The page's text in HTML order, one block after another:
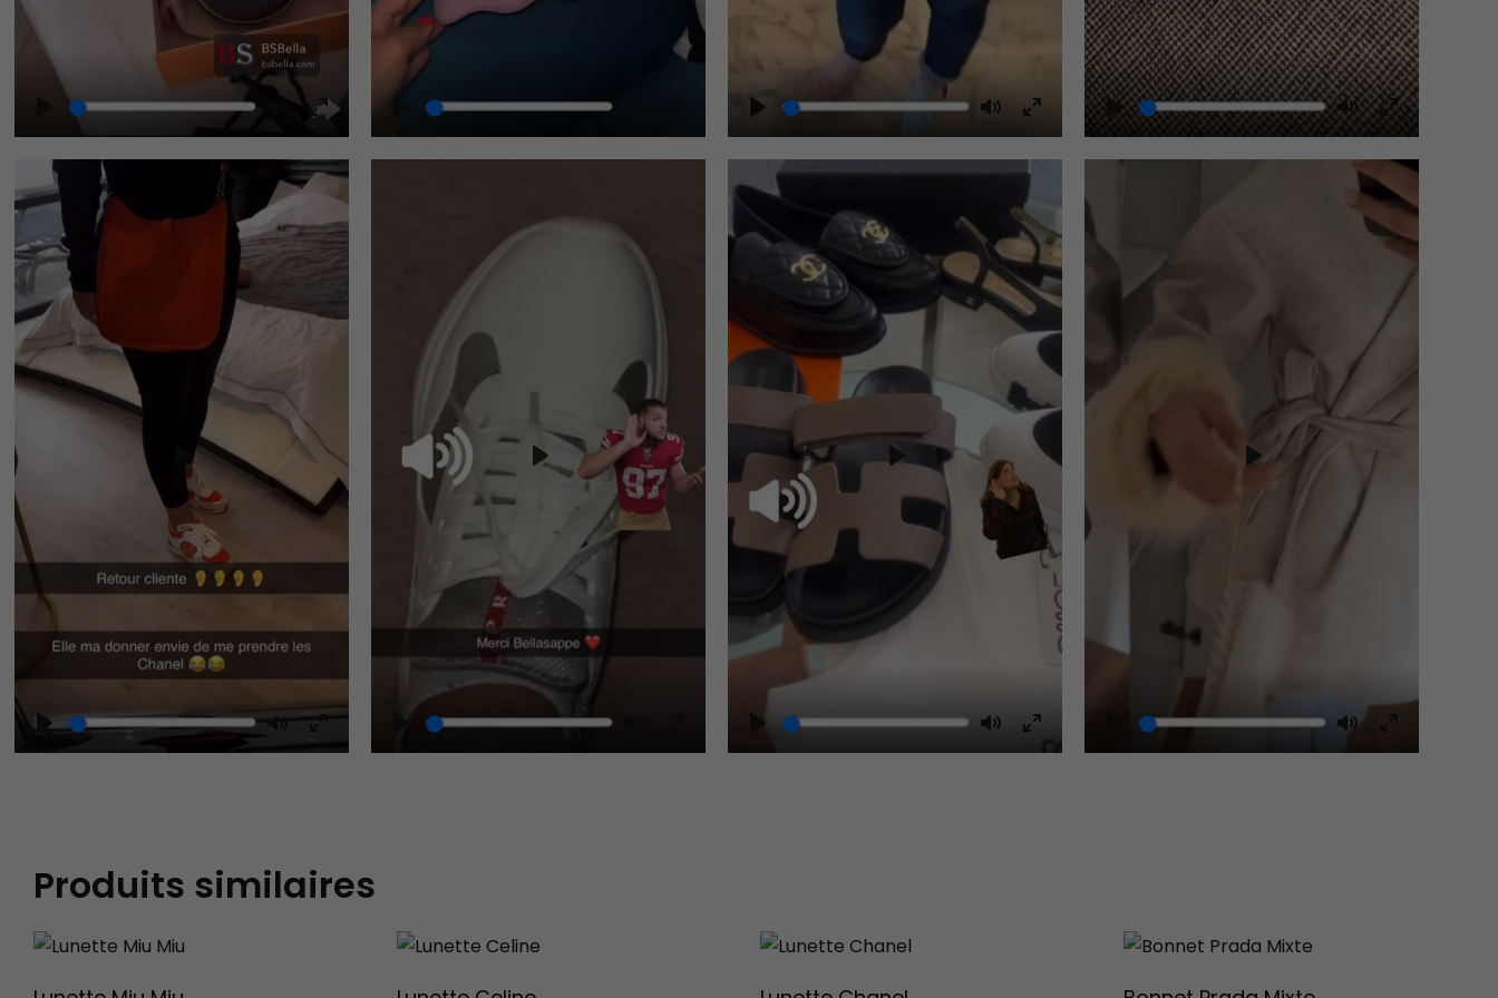
Play UnmuteEnter
fullscreen
Play MuteEnter
fullscreen
Play MuteEnter
fullscreen
Play MuteEnter
Play
Play
Enter
Play
Play MuteEnter
Play Mute Enter
Produits similaires